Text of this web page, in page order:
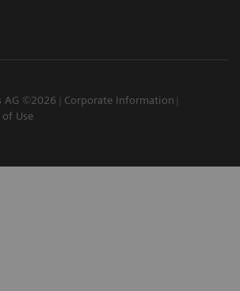
AG ©2026
Corporate Information
of Use